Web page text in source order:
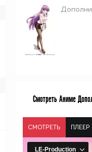
Смотреть Аниме
СМОТРЕТЬ ПЛЕЕР